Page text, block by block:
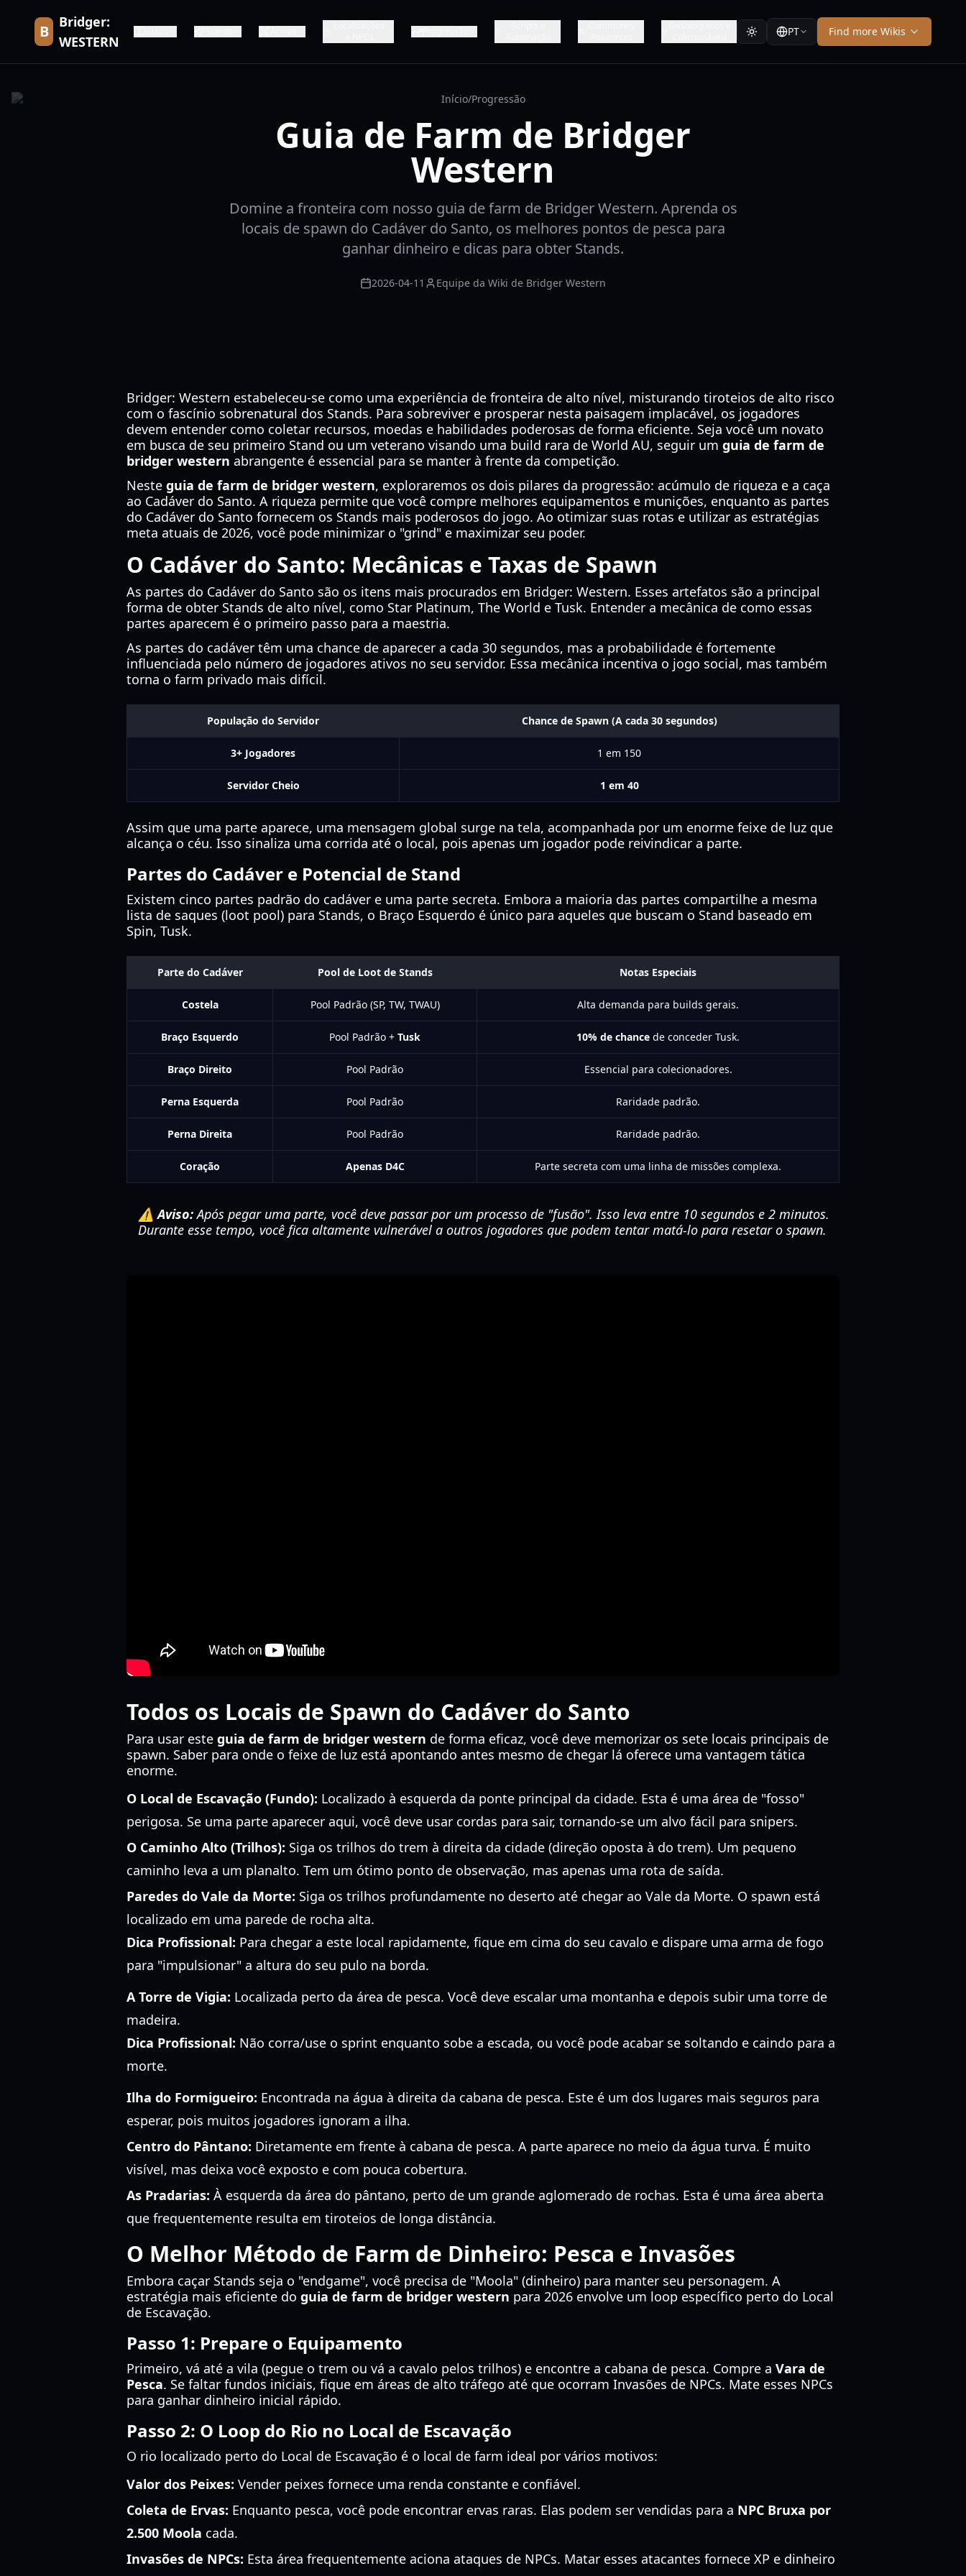
B
Bridger:
WESTERN
PT Find more Wikis
Início/Progressão
Guia de Farm de Bridger
Western
Domine a fronteira com nosso guia de farm de Bridger Western. Aprenda os
locais de spawn do Cadáver do Santo, os melhores pontos de pesca para
ganhar dinheiro e dicas para obter Stands.
2026-04-11 Equipe da Wiki de Bridger Western
Bridger: Western estabeleceu-se como uma experiência de fronteira de alto nível, misturando tiroteios de alto risco
com o fascínio sobrenatural dos Stands. Para sobreviver e prosperar nesta paisagem implacável, os jogadores
devem entender como coletar recursos, moedas e habilidades poderosas de forma eficiente. Seja você um novato
em busca de seu primeiro Stand ou um veterano visando uma build rara de World AU, seguir um guia de farm de
bridger western abrangente é essencial para se manter à frente da competição.
Neste guia de farm de bridger western, exploraremos os dois pilares da progressão: acúmulo de riqueza e a caça
ao Cadáver do Santo. A riqueza permite que você compre melhores equipamentos e munições, enquanto as partes
do Cadáver do Santo fornecem os Stands mais poderosos do jogo. Ao otimizar suas rotas e utilizar as estratégias
meta atuais de 2026, você pode minimizar o "grind" e maximizar seu poder.
O Cadáver do Santo: Mecânicas e Taxas de Spawn
As partes do Cadáver do Santo são os itens mais procurados em Bridger: Western. Esses artefatos são a principal
forma de obter Stands de alto nível, como Star Platinum, The World e Tusk. Entender a mecânica de como essas
partes aparecem é o primeiro passo para a maestria.
As partes do cadáver têm uma chance de aparecer a cada 30 segundos, mas a probabilidade é fortemente
influenciada pelo número de jogadores ativos no seu servidor. Essa mecânica incentiva o jogo social, mas também
torna o farm privado mais difícil.
População do Servidor Chance de Spawn (A cada 30 segundos)
3+ Jogadores 1 em 150
Servidor Cheio 1 em 40
Assim que uma parte aparece, uma mensagem global surge na tela, acompanhada por um enorme feixe de luz que
alcança o céu. Isso sinaliza uma corrida até o local, pois apenas um jogador pode reivindicar a parte.
Partes do Cadáver e Potencial de Stand
Existem cinco partes padrão do cadáver e uma parte secreta. Embora a maioria das partes compartilhe a mesma
lista de saques (loot pool) para Stands, o Braço Esquerdo é único para aqueles que buscam o Stand baseado em
Spin, Tusk.
Parte do Cadáver Pool de Loot de Stands Notas Especiais
Costela Pool Padrão (SP, TW, TWAU) Alta demanda para builds gerais.
Braço Esquerdo Pool Padrão + Tusk 10% de chance de conceder Tusk.
Braço Direito Pool Padrão Essencial para colecionadores.
Perna Esquerda Pool Padrão Raridade padrão.
Perna Direita Pool Padrão Raridade padrão.
Coração Apenas D4C Parte secreta com uma linha de missões complexa.
⚠️ Aviso:Após pegar uma parte, você deve passar por um processo de "fusão". Isso leva entre 10 segundos e 2 minutos.
Durante esse tempo, você fica altamente vulnerável a outros jogadores que podem tentar matá-lo para resetar o spawn.
Todos os Locais de Spawn do Cadáver do Santo
Para usar este guia de farm de bridger western de forma eficaz, você deve memorizar os sete locais principais de
spawn. Saber para onde o feixe de luz está apontando antes mesmo de chegar lá oferece uma vantagem tática
enorme.
O Local de Escavação (Fundo): Localizado à esquerda da ponte principal da cidade. Esta é uma área de "fosso"
perigosa. Se uma parte aparecer aqui, você deve usar cordas para sair, tornando-se um alvo fácil para snipers.
O Caminho Alto (Trilhos): Siga os trilhos do trem à direita da cidade (direção oposta à do trem). Um pequeno
caminho leva a um planalto. Tem um ótimo ponto de observação, mas apenas uma rota de saída.
Paredes do Vale da Morte: Siga os trilhos profundamente no deserto até chegar ao Vale da Morte. O spawn está
localizado em uma parede de rocha alta.
Dica Profissional: Para chegar a este local rapidamente, fique em cima do seu cavalo e dispare uma arma de fogo
para "impulsionar" a altura do seu pulo na borda.
A Torre de Vigia: Localizada perto da área de pesca. Você deve escalar uma montanha e depois subir uma torre de
madeira.
Dica Profissional: Não corra/use o sprint enquanto sobe a escada, ou você pode acabar se soltando e caindo para a
morte.
Ilha do Formigueiro: Encontrada na água à direita da cabana de pesca. Este é um dos lugares mais seguros para
esperar, pois muitos jogadores ignoram a ilha.
Centro do Pântano: Diretamente em frente à cabana de pesca. A parte aparece no meio da água turva. É muito
visível, mas deixa você exposto e com pouca cobertura.
As Pradarias: À esquerda da área do pântano, perto de um grande aglomerado de rochas. Esta é uma área aberta
que frequentemente resulta em tiroteios de longa distância.
O Melhor Método de Farm de Dinheiro: Pesca e Invasões
Embora caçar Stands seja o "endgame", você precisa de "Moola" (dinheiro) para manter seu personagem. A
estratégia mais eficiente do guia de farm de bridger western para 2026 envolve um loop específico perto do Local
de Escavação.
Passo 1: Prepare o Equipamento
Primeiro, vá até a vila (pegue o trem ou vá a cavalo pelos trilhos) e encontre a cabana de pesca. Compre a Vara de
Pesca. Se faltar fundos iniciais, fique em áreas de alto tráfego até que ocorram Invasões de NPCs. Mate esses NPCs
para ganhar dinheiro inicial rápido.
Passo 2: O Loop do Rio no Local de Escavação
O rio localizado perto do Local de Escavação é o local de farm ideal por vários motivos:
Valor dos Peixes: Vender peixes fornece uma renda constante e confiável.
Coleta de Ervas: Enquanto pesca, você pode encontrar ervas raras. Elas podem ser vendidas para a NPC Bruxa por
2.500 Moola cada.
Invasões de NPCs: Esta área frequentemente aciona ataques de NPCs. Matar esses atacantes fornece XP e dinheiro